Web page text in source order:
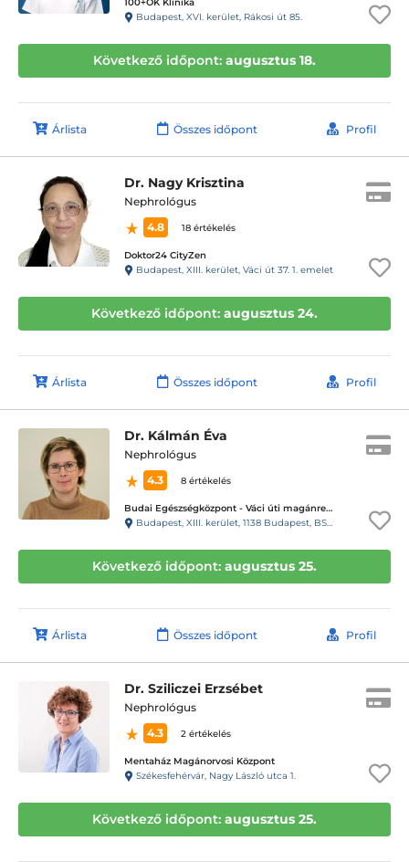
Budapest, XVI. kerület, Rákosi út 85.
Következő időpont: augusztus 18.
Árlista Összes időpont Profil
Dr. Nagy Krisztina
Nephrológus
4.8
18 értékelés
Doktor24 CityZen
Budapest, XIII. kerület, Váci út 37. 1. emelet
Következő időpont: augusztus 24.
Árlista Összes időpont Profil
Dr. Kálmán Éva
Nephrológus
4.3
8 értékelés
Budai Egészségközpont - Váci úti magánrendelők
Budapest, XIII. kerület, 1138 Budapest, BSR Center, Váci út 135-139.
Következő időpont: augusztus 25.
Árlista Összes időpont Profil
Dr. Sziliczei Erzsébet
Nephrológus
4.3
2 értékelés
Mentaház Magánorvosi Központ
Székesfehérvár, Nagy László utca 1.
Következő időpont: augusztus 25.